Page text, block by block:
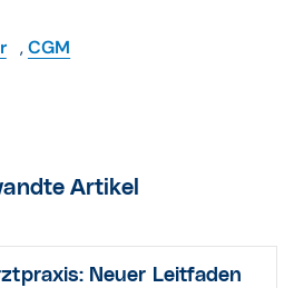
,CGM
Artikel
Neuer Leitfaden